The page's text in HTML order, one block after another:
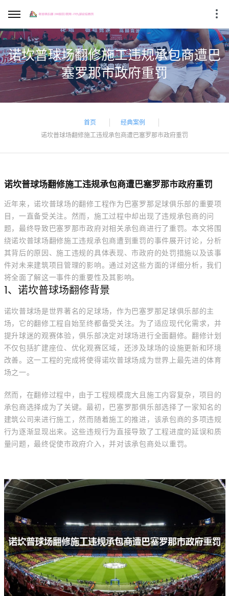
诺坎普球场翻修施工违规承包商遭巴
塞罗那市政府重罚
首页
经典案例
诺坎普球场翻修施工违规承包商遭巴塞罗那市政府重罚
诺坎普球场翻修施工违规承包商遭巴塞罗那市政府重罚
近年来，诺坎普球场的翻修工程作为巴塞罗那足球俱乐部的重要项
目，一直备受关注。然而，施工过程中却出现了违规承包商的问
题，最终导致巴塞罗那市政府对相关承包商进行了重罚。本文将围
绕诺坎普球场翻修施工违规承包商遭到重罚的事件展开讨论，分析
其背后的原因、施工违规的具体表现、市政府的处罚措施以及该事
件对未来建筑项目管理的影响。通过对这些方面的详细分析，我们
将全面了解这一事件的重要性及其影响。
1、诺坎普球场翻修背景
诺坎普球场是世界著名的足球场，作为巴塞罗那足球俱乐部的主
场，它的翻修工程自始至终都备受关注。为了适应现代化需求，并
提升球迷的观赛体验，俱乐部决定对球场进行全面翻修。翻修计划
不仅包括扩建座位、优化观赛区域，还涉及球场的设施更新和环境
改善。这一工程的完成将使得诺坎普球场成为世界上最先进的体育
场之一。
然而，在翻修过程中，由于工程规模庞大且施工内容复杂，项目的
承包商选择成为了关键。最初，巴塞罗那俱乐部选择了一家知名的
建筑公司来进行施工，然而随着施工的推进，该承包商的多项违规
行为逐渐显现出来。这些违规行为直接导致了工程进度的延误和质
量问题，最终促使市政府介入，并对该承包商处以重罚。